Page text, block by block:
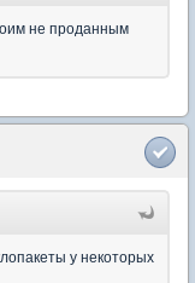
не проданным
у некоторых